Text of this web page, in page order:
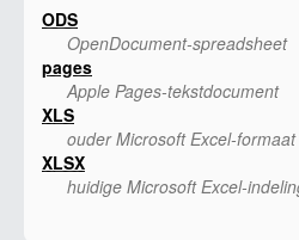
ODS
OpenDocument-spreadsheet
pages
Apple Pages-tekstdocument
XLS
ouder Microsoft Excel-formaat
XLSX
huidige Microsoft Excel-